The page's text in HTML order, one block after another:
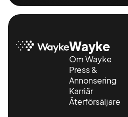
Wayke
Om Wayke
Press &
Annonsering
Karriär
Återförsäljare